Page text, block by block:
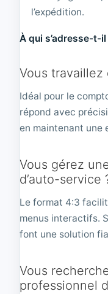
l’expédition.
À qui s’adresse-t-il
Vous
Idéal pour le
répond avec
en maintenant une
Vous gérez
d’auto-service
Le format 4:3
menus interactifs.
font une solution
Vous
professionnel